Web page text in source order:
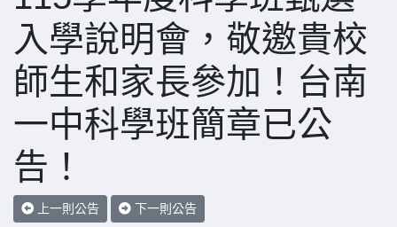
入學說明會，敬邀貴校
師生和家長參加！台南
一中科學班簡章已公
告！
上一則公告 下一則公告